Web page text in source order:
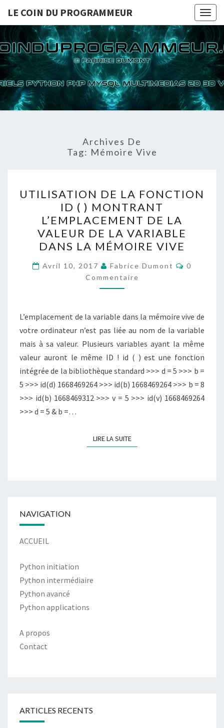
LE COIN DU PROGRAMMEUR
LE
TUTORIELS
PYTHON PHP
MYSQL
MULTIMEDIAS
2D 3D VIDEOS
Archives De
Tag: Mémoire Vive
DE
LA
FONCTION
ID
(
)
MONTRANT
L’EMPLACEMENT
LA
VALEUR
DE
LA
VARIABLE
DANS
LA
UTILISATION DE LA FONCTION
ID ( ) MONTRANT
L’EMPLACEMENT DE LA
VALEUR DE LA VARIABLE
DANS LA MÉMOIRE VIVE
Avril 10, 2017 Fabrice Dumont
0
Commentaire
L’emplacement de la variable dans la mémoire vive de
votre ordinateur n’est pas liée au nom de la variable
mais à sa valeur. Plusieurs variables ayant la même
valeur auront le même ID ! id ( ) est une fonction
intégrée de la bibliothèque standard >>> d = 5 >>> b =
5 >>> id(d) 1668469264 >>> id(b) 1668469264 >>> b = 8
>>> id(b) 1668469312 >>> v = 5 >>> id(v) 1668469264
>>> d = 5 & b =…
LIRE LA SUITELIRE LA SUITE
NAVIGATION
ACCUEIL
Python initiation
Python intermédiaire
Python avancé
Python applications
A propos
Contact
ARTICLES RECENTS